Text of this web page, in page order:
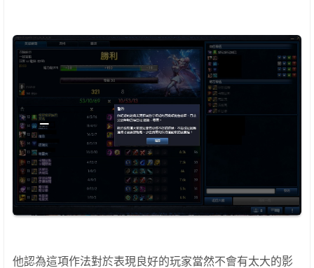
他認為這項作法對於表現良好的玩家當然不會有太大的影